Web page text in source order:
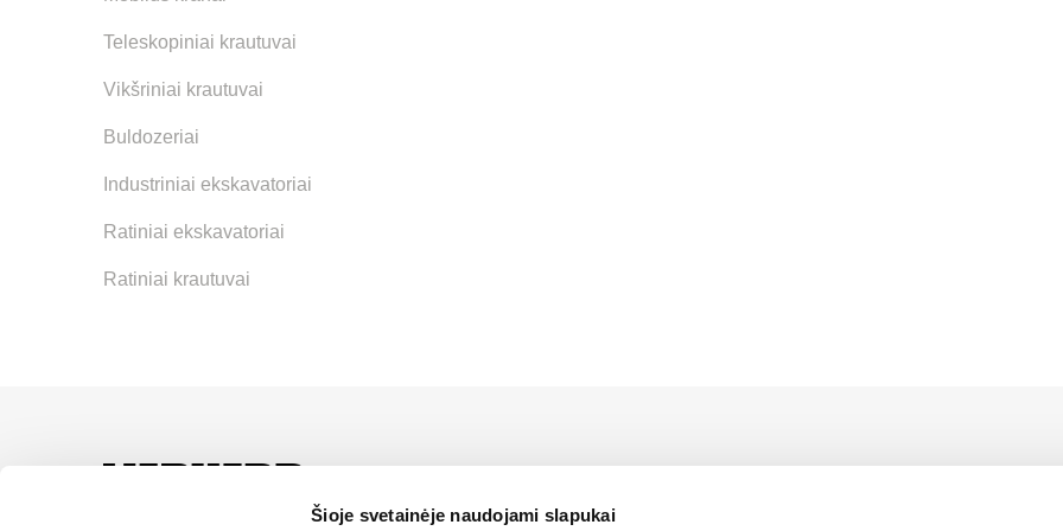
Šioje svetainėje naudojami slapukai
Teleskopiniai krautuvai
Vikšriniai krautuvai
Buldozeriai
Industriniai ekskavatoriai
Ratiniai ekskavatoriai
Ratiniai krautuvai
paslaugas ir sprendimus Lietuvos teritorijoje.